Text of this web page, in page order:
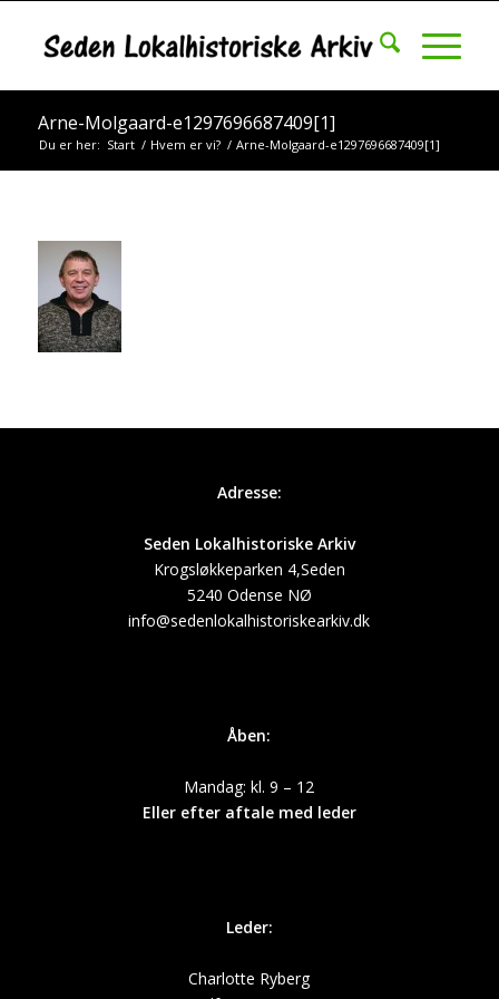
Arne-Molgaard-e1297696687409[1]
Du er her: Start / Hvem er vi? / Arne-Molgaard-e1297696687409[1]
Adresse:
Seden Lokalhistoriske Arkiv
Krogsløkkeparken 4,Seden
5240 Odense NØ
info@sedenlokalhistoriskearkiv.dk
Åben:
Mandag: kl. 9 – 12
Eller efter aftale med leder
Leder:
Charlotte Ryberg